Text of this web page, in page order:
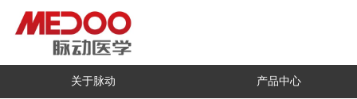
关于脉动 产品中心